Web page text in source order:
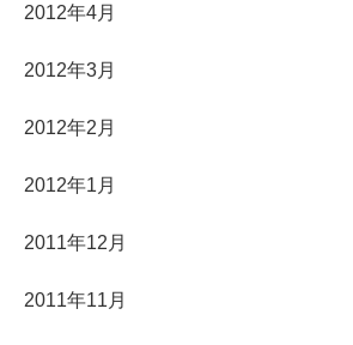
2012年4月
2012年3月
2012年2月
2012年1月
2011年12月
2011年11月